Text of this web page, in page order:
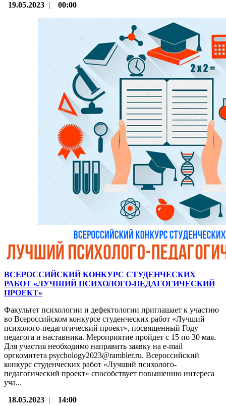
19.05.2023 | 00:00
ВСЕРОССИЙСКИЙ КОНКУРС СТУДЕНЧЕСКИХ
РАБОТ «ЛУЧШИЙ ПСИХОЛОГО-ПЕДАГОГИЧЕСКИЙ
ПРОЕКТ»
Факультет психологии и дефектологии приглашает к участию
во Всероссийском конкурсе студенческих работ «Лучший
психолого-педагогический проект», посвященный Году
педагога и наставника. Мероприятие пройдет с 15 по 30 мая.
Для участия необходимо направить заявку на e-mail
оргкомитета psychology2023@rambler.ru. Всероссийский
конкурс студенческих работ «Лучший психолого-
педагогический проект» способствует повышению интереса
уча...
18.05.2023 | 14:00